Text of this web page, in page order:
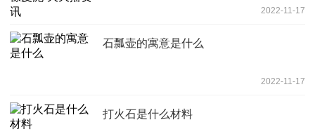
2022-11-17
石瓢壶的寓意是什么
2022-11-17
打火石是什么材料